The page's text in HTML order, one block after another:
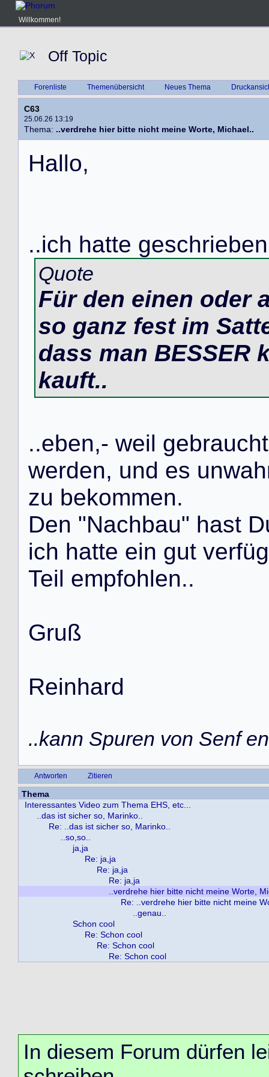
Willkommen!
Off Topic
Forenliste Themenübersicht Neues Thema
C63
25.06.26 13:19
Thema: ..verdrehe hier bitte nicht meine Worte, Michael..
Hallo,
..ich hatte geschrieben
Quote
Für den einen oder
so ganz fest im
dass man BESSER
kauft..
..eben,- weil gebraucht
werden, und es unwah
zu bekommen.
Den "Nachbau" hast D
ich hatte ein gut verfüg
Teil empfohlen..
Gruß
Reinhard
..kann Spuren von Senf
Antworten Zitieren
Thema
Interessantes Video zum Thema EHS, etc...
..das ist sicher so, Marinko..
Re: ..das ist sicher so, Marinko..
..so,so..
ja,ja
Re: ja,ja
Re: ja,ja
Re: ja,ja
..verdrehe hier bitte nicht meine Worte,
Re: ..verdrehe hier bitte nicht meine
..genau..
Schon cool
Re: Schon cool
Re: Schon cool
Re: Schon cool
In diesem Forum dürfen